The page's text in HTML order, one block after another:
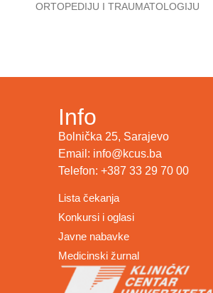
ORTOPEDIJU I TRAUMATOLOGIJU
Info
Bolnička 25, Sarajevo
Email: info@kcus.ba
Telefon: +387 33 29 70 00
Lista čekanja
Konkursi i oglasi
Javne nabavke
Medicinski žurnal